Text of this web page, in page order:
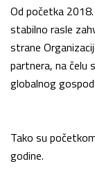
Od početka
stabilno rasle
strane
partnera, na čelu
globalnog
Tako su
godine.